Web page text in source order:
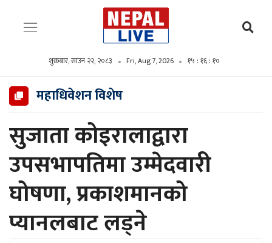
शुक्रबार, साउन २२, २०८३ Fri, Aug 7, 2026 १५ : १६ : ११
महाधिवेशन विशेष
सुजाता कोइरालाद्वारा
उपसभापतिमा उम्मेदवारी
घोषणा, प्रकाशमानको
प्यानलबाट लड्ने